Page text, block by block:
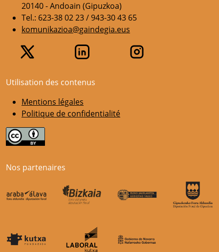
20140 - Andoain (Gipuzkoa)
Tel.: 623-38 02 23 / 943-30 43 65
komunikazioa@gaindegia.eus
Utilisation des contenus
Mentions légales
Politique de confidentialité
Nos partenaires